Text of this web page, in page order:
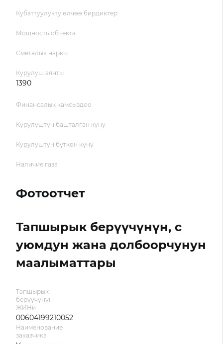
Кубаттуулукту өлчөө бирдиктер
Мощность объекта
Сметалык наркы
Курулуш аянты
1390
Финансалык камсыздоо
Курулуштун башталган куну
Курулуштун бүткөн күнү
Наличие газа
Фотоотчет
Тапшырык берүүчүнүн, с
уюмдун жана долбоорчунун
маалыматтары
Тапшырык
берүүчүнүн
ЖИНи
00604199210052
Наименование
заказчика